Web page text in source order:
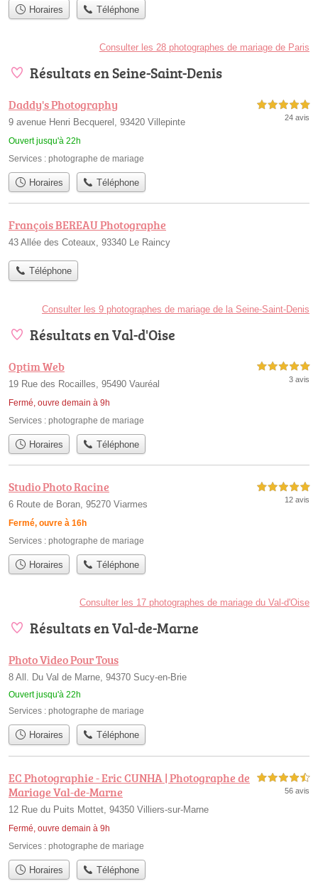
Horaires Téléphone
Consulter les 28 photographes de mariage de Paris
Résultats en Seine-Saint-Denis
Daddy's Photography
9 avenue Henri Becquerel, 93420 Villepinte
Ouvert jusqu'à 22h
5,0 étoiles sur 5
24 avis
Services : photographe de mariage
Horaires Téléphone
François BEREAU Photographe
43 Allée des Coteaux, 93340 Le Raincy
Téléphone
Consulter les 9 photographes de mariage de la Seine-Saint-Denis
Résultats en Val-d'Oise
Optim Web
19 Rue des Rocailles, 95490 Vauréal
Fermé, ouvre demain à 9h
5,0 étoiles sur 5
3 avis
Services : photographe de mariage
Horaires Téléphone
Studio Photo Racine
6 Route de Boran, 95270 Viarmes
Fermé, ouvre à 16h
5,0 étoiles sur 5
12 avis
Services : photographe de mariage
Horaires Téléphone
Consulter les 17 photographes de mariage du Val-d'Oise
Résultats en Val-de-Marne
Photo Video Pour Tous
8 All. Du Val de Marne, 94370 Sucy-en-Brie
Ouvert jusqu'à 22h
Services : photographe de mariage
Horaires Téléphone
EC Photographie - Eric CUNHA | Photographe de
Mariage Val-de-Marne
12 Rue du Puits Mottet, 94350 Villiers-sur-Marne
Fermé, ouvre demain à 9h
4,5 étoiles sur 5
56 avis
Services : photographe de mariage
Horaires Téléphone